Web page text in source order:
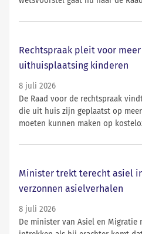
Rechtspraak pleit voor
uithuisplaatsing kinderen
8 juli 2026
De Raad voor de rechtspraak
die uit huis zijn geplaatst op
moeten kunnen maken op
Minister trekt terecht asiel
verzonnen asielverhalen
8 juli 2026
De minister van Asiel en Migratie